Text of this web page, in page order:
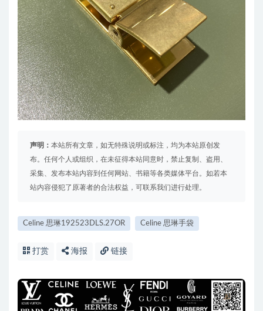
声明： 本站所有文章，如无特殊说明或标注，均为本站原创发
布。任何个人或组织，在未征得本站同意时，禁止复制、盗用、
采集、发布本站内容到任何网站、书籍等各类媒体平台。如若本
站内容侵犯了原著者的合法权益，可联系我们进行处理。
Celine 思琳192523DLS.27OR Celine 思琳手袋
打赏 海报 链接